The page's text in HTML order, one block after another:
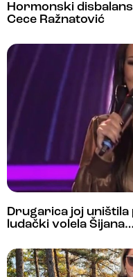
Hormonski
Cece Ražnatović
Drugarica joj uništila
ludački volela Šijana…